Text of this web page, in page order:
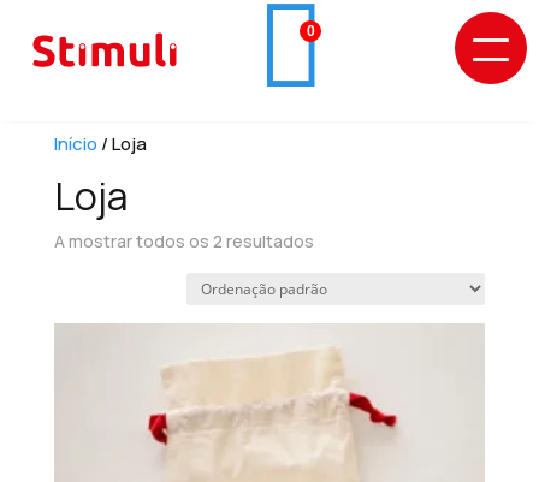

Início / Loja
Loja
A mostrar todos os 2 resultados